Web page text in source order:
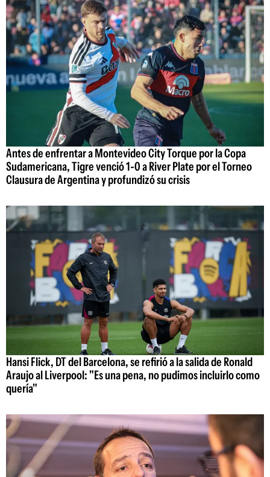
Antes de enfrentar a Montevideo City Torque por la Copa
Sudamericana, Tigre venció 1-0 a River Plate por el Torneo
Clausura de Argentina y profundizó su crisis
Hansi Flick, DT del Barcelona, se refirió a la salida de Ronald
Araujo al Liverpool: "Es una pena, no pudimos incluirlo como
quería"